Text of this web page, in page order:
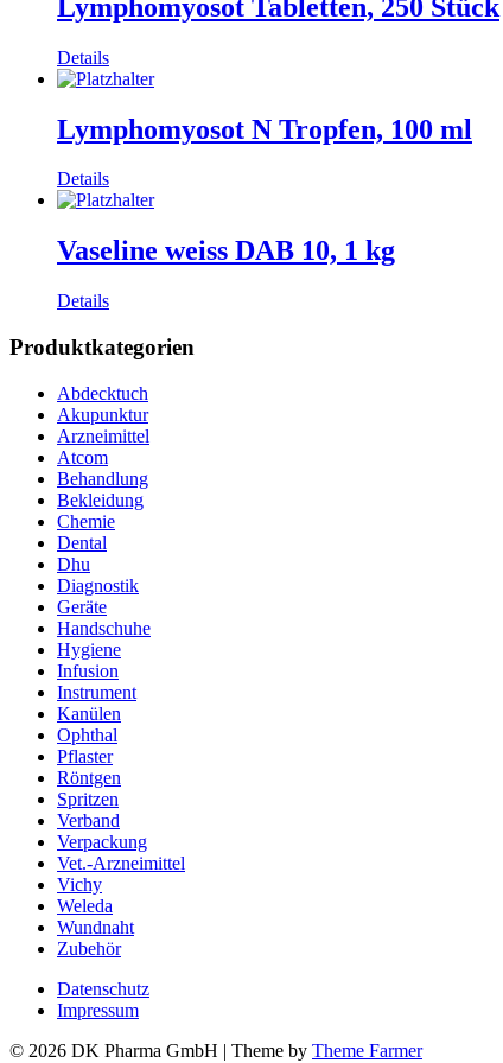
Lymphomyosot Tabletten, 250 Stück
Details
Lymphomyosot N Tropfen, 100 ml
Details
Vaseline weiss DAB 10, 1 kg
Details
Produktkategorien
Abdecktuch
Akupunktur
Arzneimittel
Atcom
Behandlung
Bekleidung
Chemie
Dental
Dhu
Diagnostik
Geräte
Handschuhe
Hygiene
Infusion
Instrument
Kanülen
Ophthal
Pflaster
Röntgen
Spritzen
Verband
Verpackung
Vet.-Arzneimittel
Vichy
Weleda
Wundnaht
Zubehör
Datenschutz
Impressum
© 2026 DK Pharma GmbH | Theme by Theme Farmer